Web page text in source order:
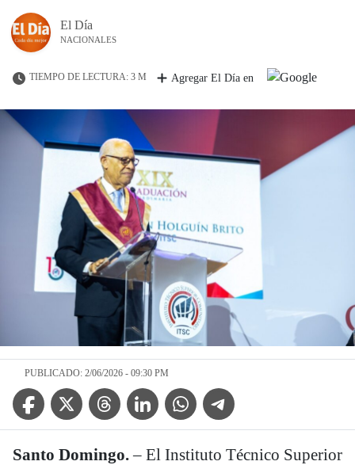
El Día
NACIONALES
TIEMPO DE LECTURA: 3 M Agregar El Día en
PUBLICADO: 2/06/2026 - 09:30 PM
Facebook IconTwitter IconThreads IconLinkedin IconWhatsApp IconTelegram Icon
Santo Domingo.– El Instituto Técnico Superior